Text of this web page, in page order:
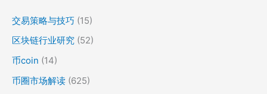
交易策略与技巧 (15)
区块链行业研究 (52)
币coin (14)
币圈市场解读 (625)